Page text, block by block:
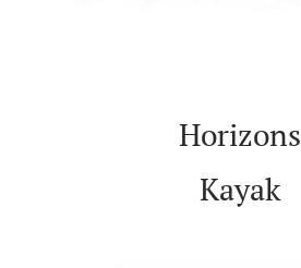
Horizons
Kayak